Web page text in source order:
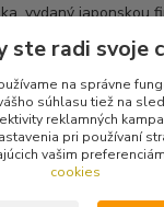
vydaný japonskou
kus.
Sun
From The Abyss
Of Sorrow
ste radi svoje
na správne
súhlasu tiež na
reklamných
pri používaní
vašim
cookies